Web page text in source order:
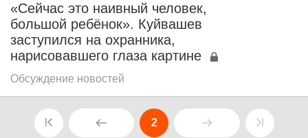
«Сейчас это наивный человек,
большой ребёнок». Куйвашев
заступился на охранника,
нарисовавшего глаза картине
Обсуждение новостей
2